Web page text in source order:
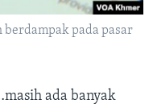
berdampak pada pasar
ada banyak